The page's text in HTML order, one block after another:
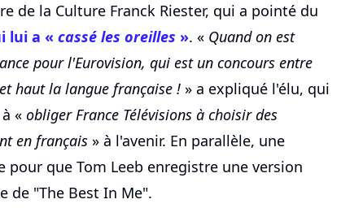
de la Culture Franck Riester, qui a pointé du
lui a « cassé les oreilles ». « Quand on est
pour l'Eurovision, qui est un concours entre
haut la langue française ! » a expliqué l'élu, qui
« obliger France Télévisions à choisir des
en français » à l'avenir. En parallèle, une
pour que Tom Leeb enregistre une version
de "The Best In Me".